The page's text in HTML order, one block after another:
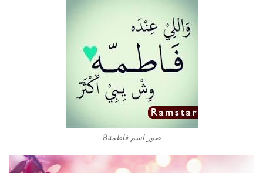
صور اسم فاطمة8